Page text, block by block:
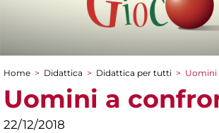
Tu sei qui
Home > Didattica > Didattica per tutti > Uomini
Uomini a
22/12/2018